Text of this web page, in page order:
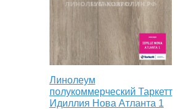
Линолеум
полукоммерческий Таркетт
Идиллия Нова Атланта 1